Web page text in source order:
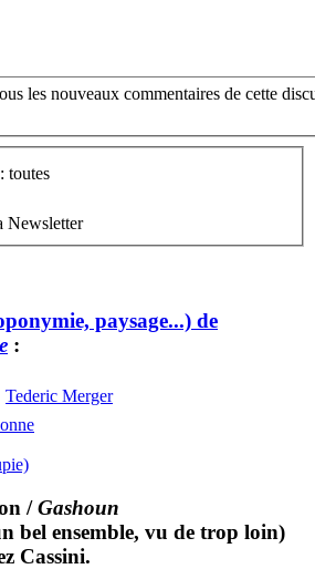
les nouveaux commentaires de cette
toutes
Newsletter
paysage...) de
:
Tederic Merger
/Gashoun
bel ensemble, vu de trop loin)
Cassini.